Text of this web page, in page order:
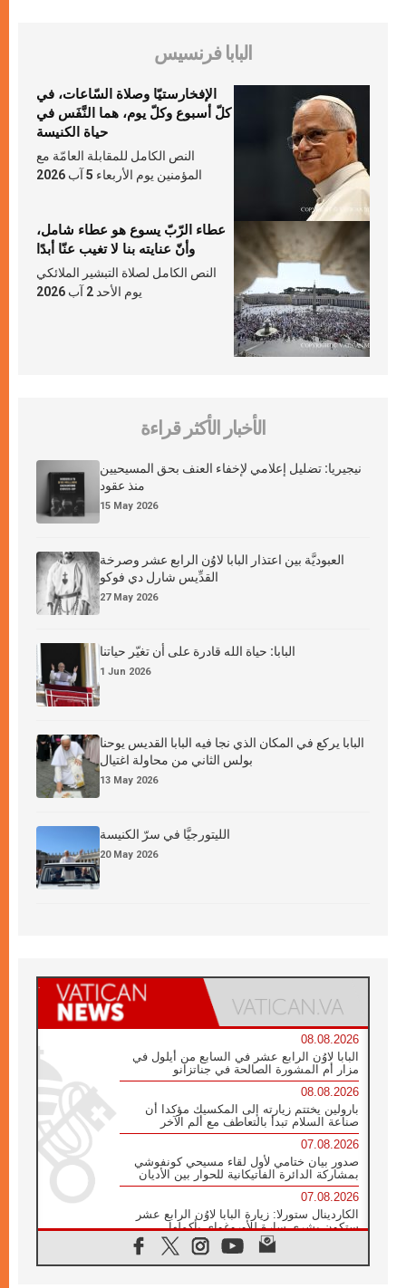
البابا فرنسيس
الإفخارستيّا وصلاة السّاعات، في
كلّ أسبوع وكلّ يوم، هما النَّفَس في
حياة الكنيسة
النص الكامل للمقابلة العامّة مع
المؤمنين يوم الأربعاء 5 آب 2026
عطاء الرّبّ يسوع هو عطاء شامل،
وأنّ عنايته بنا لا تغيب عنّا أبدًا
النص الكامل لصلاة التبشير الملائكي
يوم الأحد 2 آب 2026
الأخبار الأكثر قراءة
نيجيريا: تضليل إعلامي لإخفاء العنف بحق المسيحيين
منذ عقود
15 May 2026
العبوديَّة بين اعتذار البابا لاوُن الرابع عشر وصرخة
القدِّيس شارل دي فوكو
27 May 2026
البابا: حياة الله قادرة على أن تغيّر حياتنا
1 Jun 2026
البابا يركع في المكان الذي نجا فيه البابا القديس يوحنا
بولس الثاني من محاولة اغتيال
13 May 2026
الليتورجيَّا في سرّ الكنيسة
20 May 2026
08.08.2026
البابا لاوُن الرابع عشر في السابع من أيلول في
مزار أم المشورة الصالحة في جناتزانو
08.08.2026
بارولين يختتم زيارته إلى المكسيك مؤكدا أن
صناعة السلام تبدأ بالتعاطف مع ألم الآخر
07.08.2026
صدور بيان ختامي لأول لقاء مسيحي كونفوشي
بمشاركة الدائرة الفاتيكانية للحوار بين الأديان
07.08.2026
الكاردينال ستورلا: زيارة البابا لاوُن الرابع عشر
ستكون بشرى سارة للأوروغواي بأكملها
الفاتيكان يعلن برنامج الزيارة الرسولية للبابا لاوُن